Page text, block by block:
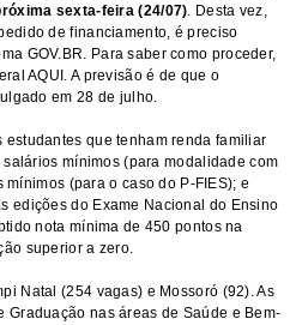
sexta-feira (24/07). Desta vez,
de financiamento, é preciso
GOV.BR. Para saber como proceder,
AQUI . A previsão é de que o
em 28 de julho.
estudantes que tenham renda familiar
mínimos (para modalidade com
(para o caso do P-FIES); e
edições do Exame Nacional do Ensino
nota mínima de 450 pontos na
superior a zero.
Natal (254 vagas) e Mossoró (92). As
Graduação nas áreas de Saúde e Bem-